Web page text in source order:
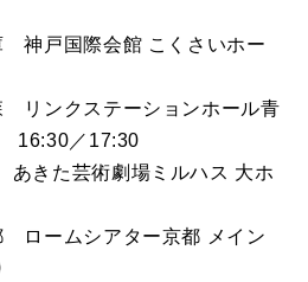
戸国際会館 こくさいホー
ンクステーションホール青
16:30／17:30
きた芸術劇場ミルハス 大ホ
ームシアター京都 メイン